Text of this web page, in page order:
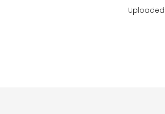
Uploaded